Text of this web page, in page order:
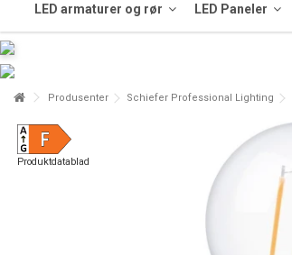
LED armaturer og rør LED Paneler
Produsenter Schiefer Professional Lighting
Produktdatablad